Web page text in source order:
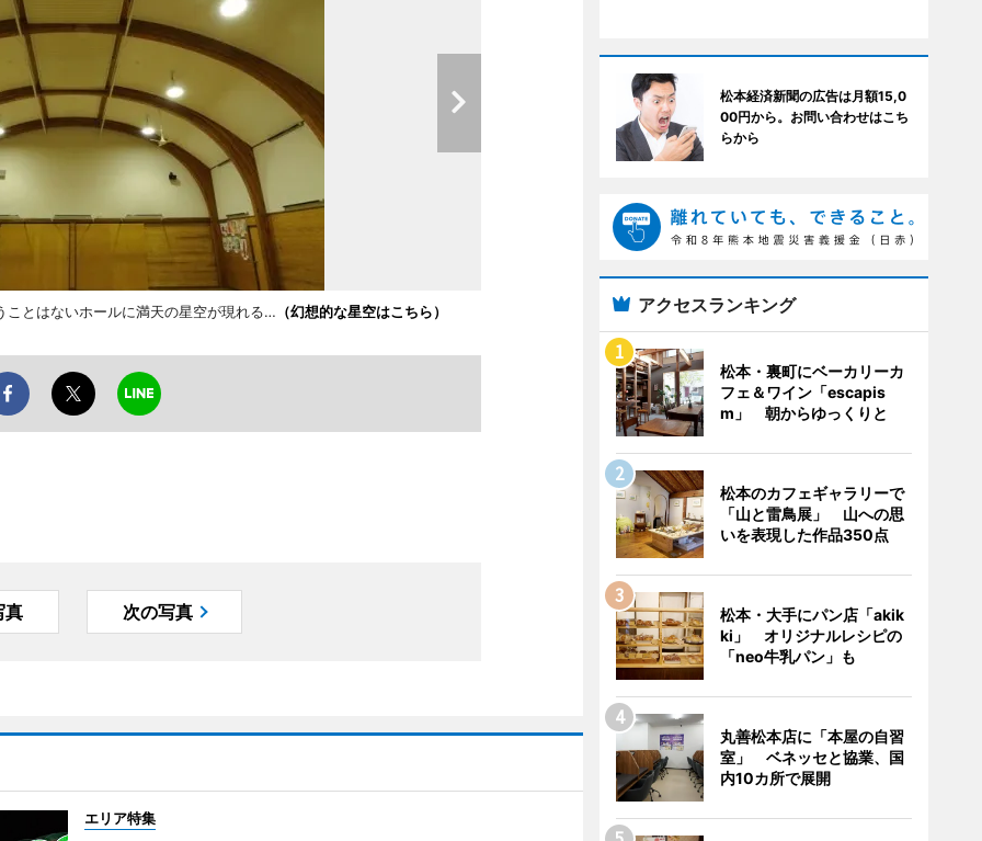
ことはないホールに満天の星空が現れる… （幻想的な星空はこちら）
真 次の写真
エリア特集
松本経済新聞の広告は月額15,0
00円から。お問い合わせはこち
らから
アクセスランキング
松本・裏町にベーカリーカ
フェ＆ワイン「escapis
m」 朝からゆっくりと
松本のカフェギャラリーで
「山と雷鳥展」 山への思
いを表現した作品350点
松本・大手にパン店「akik
ki」 オリジナルレシピの
「neo牛乳パン」も
丸善松本店に「本屋の自習
室」 ベネッセと協業、国
内10カ所で展開